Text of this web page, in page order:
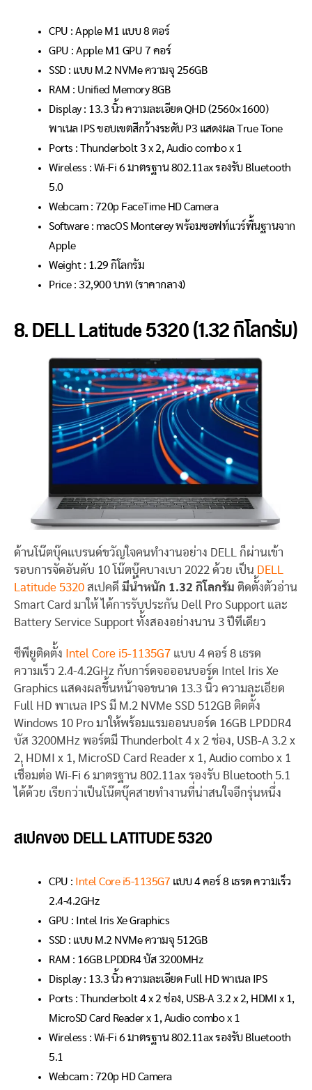
CPU : Apple M1 แบบ 8 ตอร์
GPU : Apple M1 GPU 7 คอร์
SSD : แบบ M.2 NVMe ความจุ 256GB
RAM : Unified Memory 8GB
Display : 13.3 นิ้ว ความละเอียด QHD (2560×1600)
พาเนล IPS ขอบเขตสีกว้างระดับ P3 แสดงผล True Tone
Ports : Thunderbolt 3 x 2, Audio combo x 1
Wireless : Wi-Fi 6 มาตรฐาน 802.11ax รองรับ Bluetooth
5.0
Webcam : 720p FaceTime HD Camera
Software : macOS Monterey พร้อมซอฟท์แวร์พื้นฐานจาก
Apple
Weight : 1.29 กิโลกรัม
Price : 32,900บาท (ราคากลาง)
8. DELL Latitude 5320 (1.32 กิโลกรัม)
ด้านโน๊ตบุ๊คแบรนด์ขวัญใจคนทำงานอย่าง DELL ก็ผ่านเข้า
รอบการจัดอันดับ 10 โน๊ตบุ๊คบางเบา 2022 ด้วย เป็น DELL
Latitude 5320 สเปคดี มีน้ำหนัก 1.32 กิโลกรัม ติดตั้งตัวอ่าน
Smart Card มาให้ ได้การรับประกัน Dell Pro Support และ
Battery Service Support ทั้งสองอย่างนาน 3 ปีทีเดียว
ซีพียูติดตั้ง Intel Core i5-1135G7 แบบ 4 คอร์ 8 เธรด
ความเร็ว 2.4-4.2GHz กับการ์ดจอออนบอร์ด Intel Iris Xe
Graphics แสดงผลขึ้นหน้าจอขนาด 13.3 นิ้ว ความละเอียด
Full HD พาเนล IPS มี M.2 NVMe SSD 512GB ติดตั้ง
Windows 10 Pro มาให้พร้อมแรมออนบอร์ด 16GB LPDDR4
บัส 3200MHz พอร์ตมี Thunderbolt 4 x 2 ช่อง, USB-A 3.2 x
2, HDMI x 1, MicroSD Card Reader x 1, Audio combo x 1
เชื่อมต่อ Wi-Fi 6 มาตรฐาน 802.11ax รองรับ Bluetooth 5.1
ได้ด้วย เรียกว่าเป็นโน๊ตบุ๊คสายทำงานที่น่าสนใจอีกรุ่นหนึ่ง
สเปคของ DELL LATITUDE 5320
CPU : Intel Core i5-1135G7 แบบ 4 คอร์ 8 เธรด ความเร็ว
2.4-4.2GHz
GPU : Intel Iris Xe Graphics
SSD : แบบ M.2 NVMe ความจุ 512GB
RAM : 16GB LPDDR4 บัส 3200MHz
Display : 13.3 นิ้ว ความละเอียด Full HD พาเนล IPS
Ports : Thunderbolt 4 x 2 ช่อง, USB-A 3.2 x 2, HDMI x 1,
MicroSD Card Reader x 1, Audio combo x 1
Wireless : Wi-Fi 6 มาตรฐาน 802.11ax รองรับ Bluetooth
5.1
Webcam : 720p HD Camera